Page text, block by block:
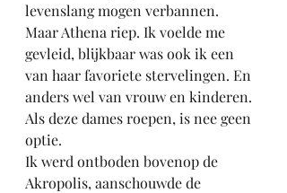
levenslang mogen verbannen.
Maar Athena riep. Ik voelde me
gevleid, blijkbaar was ook ik een
van haar favoriete stervelingen. En
anders wel van vrouw en kinderen.
Als deze dames roepen, is nee geen
optie.
Ik werd ontboden bovenop de
Akropolis, aanschouwde de